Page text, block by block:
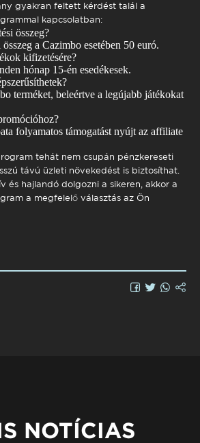
gyakran feltett kérdést talál a
kapcsolatban:
összeg?
a Cazimbo esetében 50 euró.
kifizetésére?
hónap 15-én esedékesek.
terméket, beleértve a legújabb játékokat
folyamatos támogatást nyújt az affiliate
tehát nem csupán pénzkereseti
távú üzleti növekedést is biztosíthat.
és hajlandó dolgozni a sikeren, akkor a
a megfelelő választás az Ön
NOTÍCIAS